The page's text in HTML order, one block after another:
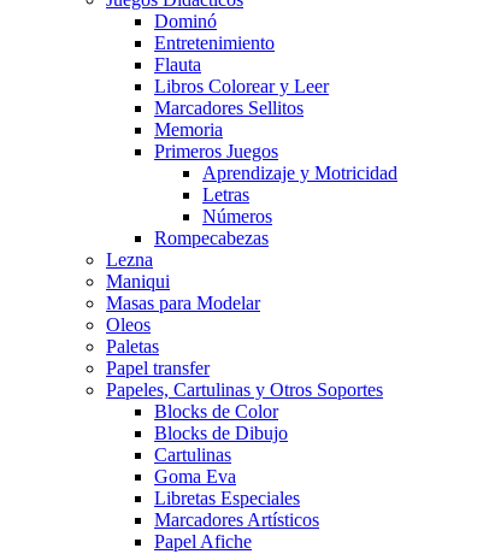
Dominó
Entretenimiento
Flauta
Libros Colorear y Leer
Marcadores Sellitos
Memoria
Primeros Juegos
Aprendizaje y Motricidad
Letras
Números
Rompecabezas
Lezna
Maniqui
Masas para Modelar
Oleos
Paletas
Papel transfer
Papeles, Cartulinas y Otros Soportes
Blocks de Color
Blocks de Dibujo
Cartulinas
Goma Eva
Libretas Especiales
Marcadores Artísticos
Papel Afiche